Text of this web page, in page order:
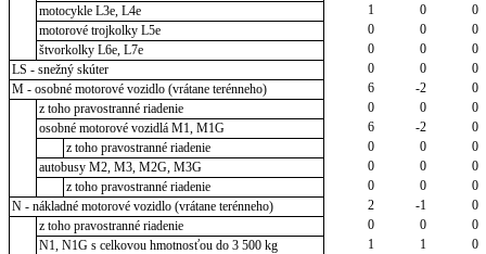
motocykle L3e, L4e
1 0
0
motorové trojkolky L5e
0 0
0
štvorkolky L6e, L7e
0 0
0
LS - snežný skúter
0 0
0
M - osobné motorové vozidlo (vrátane terénneho)
6 -2
0
z toho pravostranné riadenie
0 0
0
osobné motorové vozidlá M1, M1G
6 -2
0
z toho pravostranné riadenie
0 0
0
autobusy M2, M3, M2G, M3G
0 0
0
z toho pravostranné riadenie
0 0
0
N - nákladné motorové vozidlo (vrátane terénneho)
2 -1
0
z toho pravostranné riadenie
0 0
0
N1, N1G s celkovou hmotnosťou do 3 500 kg
1 1
0